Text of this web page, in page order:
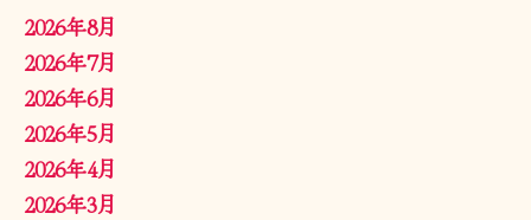
2026年8月
2026年7月
2026年6月
2026年5月
2026年4月
2026年3月